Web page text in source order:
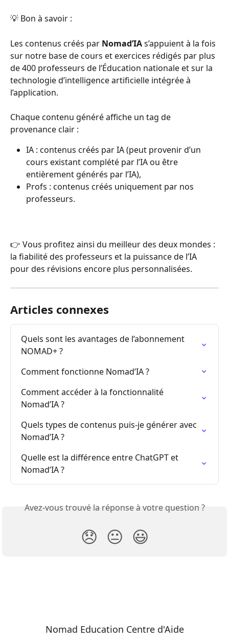
💡 Bon à savoir :
Les contenus créés par Nomad’IA s’appuient à la fois
sur notre base de cours et exercices rédigés par plus
de 400 professeurs de l’Éducation nationale et sur la
technologie d’intelligence artificielle intégrée à
l’application.
Chaque contenu généré affiche un tag de
provenance clair :
IA : contenus créés par IA (peut provenir d’un
cours existant complété par l’IA ou être
entièrement générés par l’IA),
Profs : contenus créés uniquement par nos
professeurs.
👉 Vous profitez ainsi du meilleur des deux mondes :
la fiabilité des professeurs et la puissance de l’IA
pour des révisions encore plus personnalisées.
Articles connexes
Quels sont les avantages de l’abonnement
NOMAD+ ?
Comment fonctionne Nomad’IA ?
Comment accéder à la fonctionnalité
Nomad’IA ?
Quels types de contenus puis-je générer avec
Nomad’IA ?
Quelle est la différence entre ChatGPT et
Nomad’IA ?
Avez-vous trouvé la réponse à votre question ?
😞 😐 😃
Nomad Education Centre d'Aide